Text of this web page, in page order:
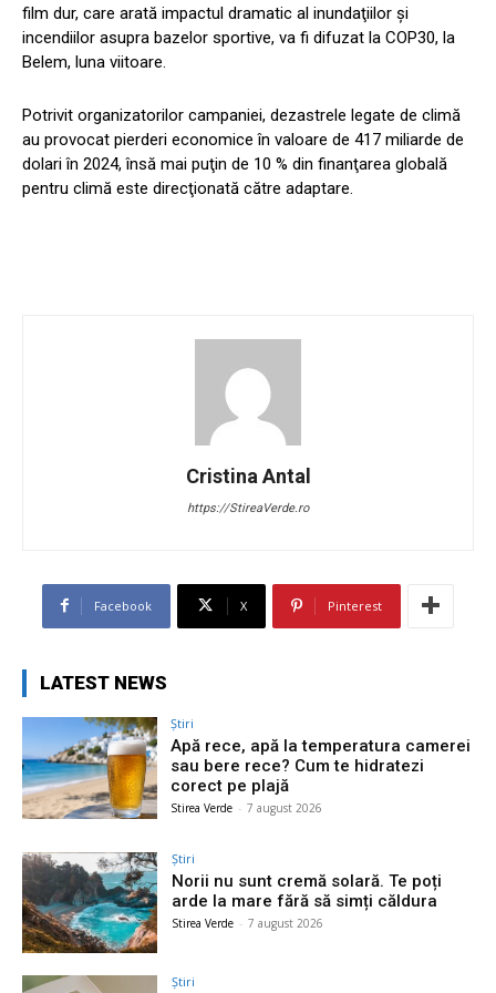
film dur, care arată impactul dramatic al inundaţiilor şi
incendiilor asupra bazelor sportive, va fi difuzat la COP30, la
Belem, luna viitoare.
Potrivit organizatorilor campaniei, dezastrele legate de climă
au provocat pierderi economice în valoare de 417 miliarde de
dolari în 2024, însă mai puţin de 10 % din finanţarea globală
pentru climă este direcţionată către adaptare.
Cristina Antal
https://StireaVerde.ro
Facebook X Pinterest
LATEST NEWS
Știri
Apă rece, apă la temperatura camerei
sau bere rece? Cum te hidratezi
corect pe plajă
Stirea Verde - 7 august 2026
Știri
Norii nu sunt cremă solară. Te poți
arde la mare fără să simți căldura
Stirea Verde - 7 august 2026
Știri